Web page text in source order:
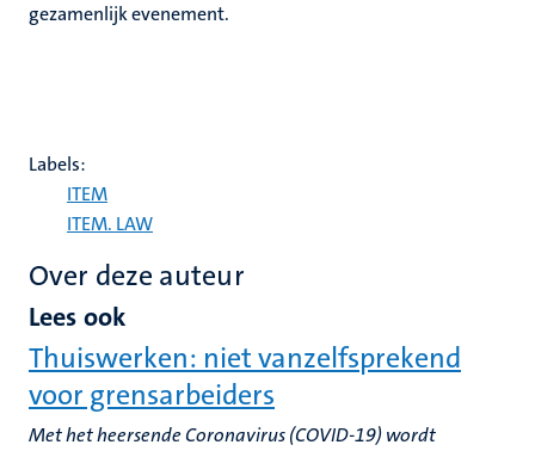
gezamenlijk evenement.
Labels:
ITEM
ITEM. LAW
Over deze auteur
Lees ook
Thuiswerken: niet vanzelfsprekend
voor grensarbeiders
Met het heersende Coronavirus (COVID-19) wordt